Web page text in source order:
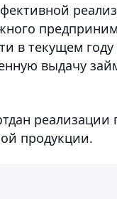
в текущем году
выдачу
реализации
продукции.